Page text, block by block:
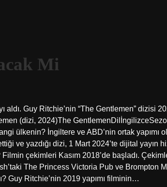
Mi
aldı. Guy Ritchie’nin “The Gentlemen” dizisi
(dizi, 2024)The
ülkenin? İngiltere ve ABD’nin ortak yapımı
ve yazdığı dizi, 1 Mart 2024’te dijital yayın
çekimleri Kasım 2018’de başladı.
The Princess Victoria Pub ve Brompton
Guy Ritchie’nin 2019 yapımı filminin…